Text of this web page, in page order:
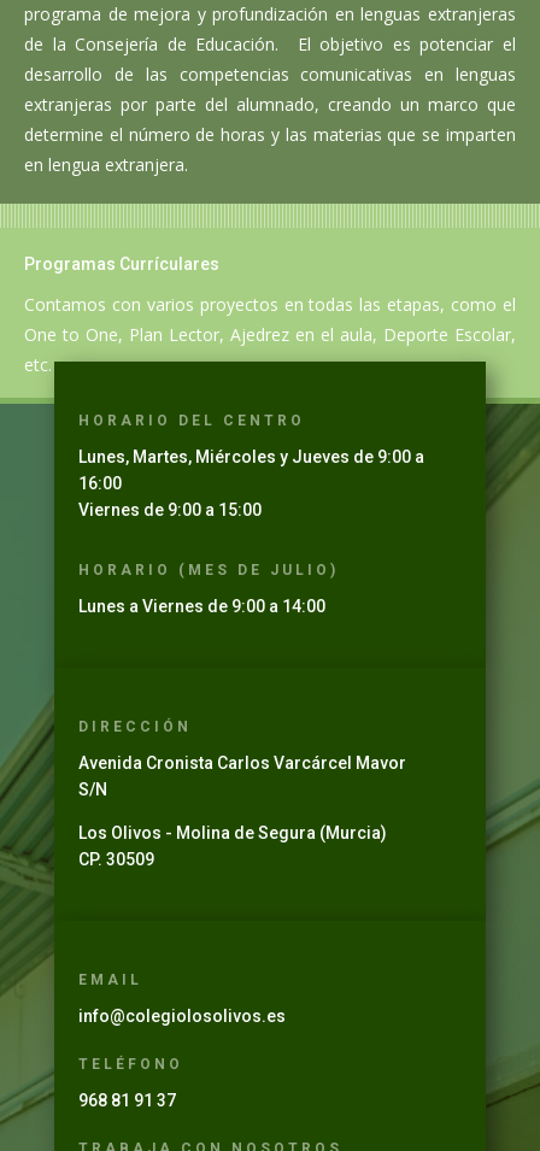
programa de mejora y profundización en lenguas extranjeras
de la Consejería de Educación. El objetivo es potenciar el
desarrollo de las competencias comunicativas en lenguas
extranjeras por parte del alumnado, creando un marco que
determine el número de horas y las materias que se imparten
en lengua extranjera.
Programas Currículares
Contamos con varios proyectos en todas las etapas, como el
One to One, Plan Lector, Ajedrez en el aula, Deporte Escolar,
etc.
HORARIO DEL CENTRO
Lunes, Martes, Miércoles y Jueves de 9:00 a
16:00
Viernes de 9:00 a 15:00
HORARIO (MES DE JULIO)
Lunes a Viernes de 9:00 a 14:00
DIRECCIÓN
Avenida Cronista Carlos Varcárcel Mavor
S/N
Los Olivos - Molina de Segura (Murcia)
CP. 30509
EMAIL
info@colegiolosolivos.es
TELÉFONO
968 81 91 37